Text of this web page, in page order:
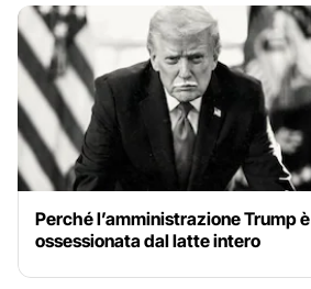
Perché l’amministrazione Trump è
ossessionata dal latte intero